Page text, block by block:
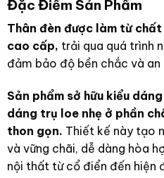
Đặc Điểm Sản Phẩm
Thân đèn được làm từ
cao cấp, trải qua quá trình
đảm bảo độ bền chắc và
Sản phẩm sở hữu kiểu
dáng trụ loe nhẹ ở phần
thon gọn. Thiết kế này tạo
và vững chãi, dễ dàng hòa
nội thất từ cổ điển đến hiện